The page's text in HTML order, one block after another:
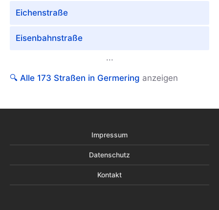
Eichenstraße
Eisenbahnstraße
...
🔍 Alle 173 Straßen in Germering anzeigen
Impressum
Datenschutz
Kontakt